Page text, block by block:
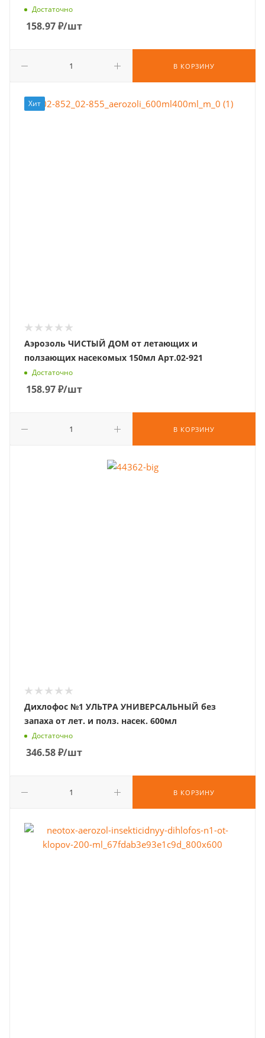
Достаточно
158.97₽/шт
В КОРЗИНУ
Хит
Аэрозоль ЧИСТЫЙ ДОМ от летающих и
ползающих насекомых 150мл Арт.02-921
Достаточно
158.97₽/шт
В КОРЗИНУ
Дихлофос №1 УЛЬТРА УНИВЕРСАЛЬНЫЙ без
запаха от лет. и полз. насек. 600мл
Достаточно
346.58₽/шт
В КОРЗИНУ